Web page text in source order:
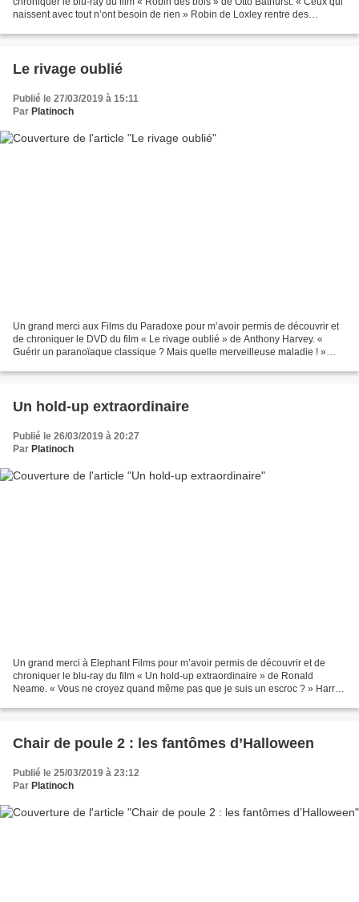
naissent avec tout n’ont besoin de rien » Robin de Loxley rentre des
Le rivage oublié
Publié le 27/03/2019 à 15:11
Par Platinoch
Un grand merci aux Films du Paradoxe pour m’avoir permis de découvrir et
de chroniquer le DVD du film « Le rivage oublié » de Anthony Harvey. «
Guérir un paranoïaque classique ? Mais quelle merveilleuse maladie ! »
Un hold-up extraordinaire
Publié le 26/03/2019 à 20:27
Par Platinoch
Un grand merci à Elephant Films pour m’avoir permis de découvrir et de
chroniquer le blu-ray du film « Un hold-up extraordinaire » de Ronald
Neame. « Vous ne croyez quand même pas que je suis un escroc ? » Harry
Chair de poule 2 : les fantômes d’Halloween
Publié le 25/03/2019 à 23:12
Par Platinoch